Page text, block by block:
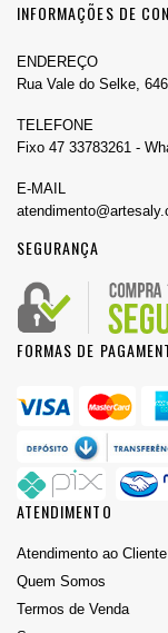
INFORMAÇÕES DE
ENDEREÇO
Rua Vale do Selke,
TELEFONE
Fixo 47 33783261 -
E-MAIL
SEGURANÇA
FORMAS DE
ATENDIMENTO
Atendimento ao Cliente
Quem Somos
Termos de Venda